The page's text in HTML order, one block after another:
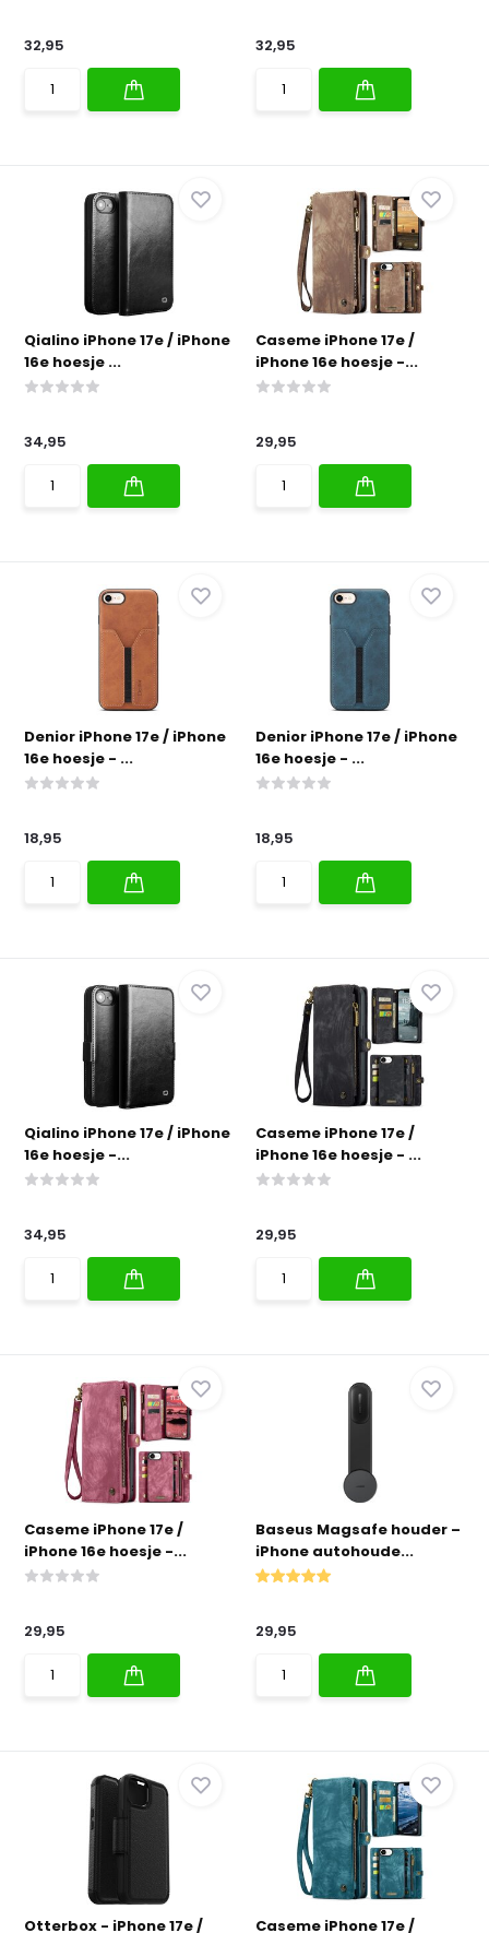
32,95 32,95
Qialino iPhone 17e / iPhone
16e hoesje ...
34,95
Caseme iPhone 17e /
iPhone 16e hoesje -...
29,95
Denior iPhone 17e / iPhone
16e hoesje - ...
18,95
Denior iPhone 17e / iPhone
16e hoesje - ...
18,95
Qialino iPhone 17e / iPhone
16e hoesje -...
34,95
Caseme iPhone 17e /
iPhone 16e hoesje - ...
29,95
Caseme iPhone 17e /
iPhone 16e hoesje -...
29,95
Baseus Magsafe houder –
iPhone autohoude...
29,95
Otterbox - iPhone 17e / Caseme iPhone 17e /